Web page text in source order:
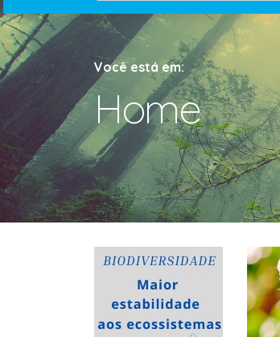
Você está em:
Home